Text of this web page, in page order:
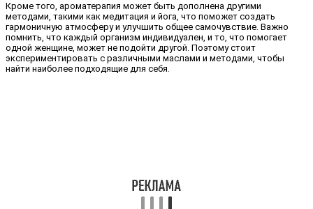
Кроме того, ароматерапия может быть дополнена другими
методами, такими как медитация и йога, что поможет создать
гармоничную атмосферу и улучшить общее самочувствие. Важно
помнить, что каждый организм индивидуален, и то, что помогает
одной женщине, может не подойти другой. Поэтому стоит
экспериментировать с различными маслами и методами, чтобы
найти наиболее подходящие для себя.